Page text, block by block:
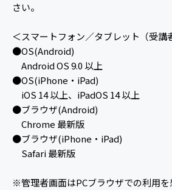
さい。
＜スマートフォン／タブレット（受講
●OS(Android)
Android OS 9.0 以上
●OS(iPhone・iPad)
iOS 14 以上、iPadOS 14 以上
●ブラウザ(Android)
Chrome 最新版
●ブラウザ(iPhone・iPad)
Safari 最新版
※管理者画面はPCブラウザでの利用